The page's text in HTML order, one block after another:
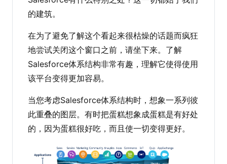
的建筑。
在为了避免了解这个看起来很枯燥的话题而疯狂
地尝试关闭这个窗口之前，请坐下来。了解
Salesforce体系结构非常有趣，理解它使得使用
该平台变得更加容易。
当您考虑Salesforce体系结构时，想象一系列彼
此重叠的图层。有时把蛋糕想象成蛋糕是有好处
的，因为蛋糕很好吃，而且使一切变得更好。